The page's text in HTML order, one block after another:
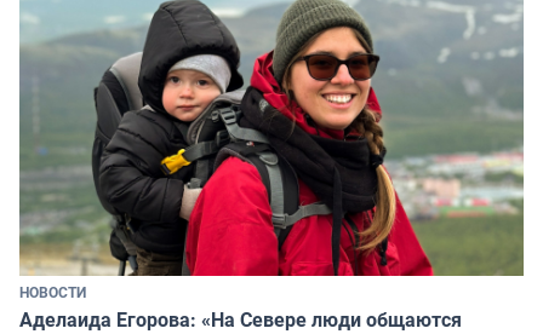
НОВОСТИ
Аделаида Егорова: «На Севере люди общаются